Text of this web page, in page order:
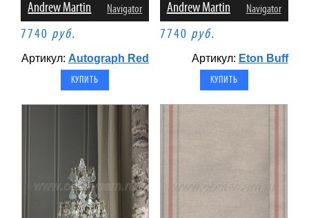
Andrew Martin Navigator
7740 руб.
Артикул: Autograph Red
Andrew Martin Navigator
7740 руб.
Артикул: Eton Buff